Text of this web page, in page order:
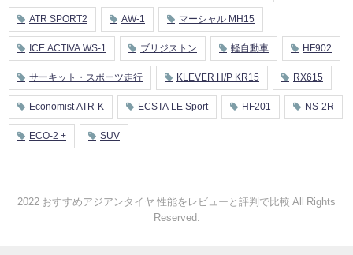
ATR SPORT2 AW-1 マーシャル MH15
ICE ACTIVA WS-1 ブリジストン 軽自動車 HF902
サーキット・スポーツ走行 KLEVER H/P KR15 RX615
Economist ATR-K ECSTA LE Sport HF201 NS-2R
ECO-2 + SUV
2022 おすすめアジアンタイヤ 性能をレビューと評判で比較 All Rights
Reserved.